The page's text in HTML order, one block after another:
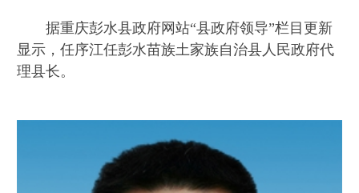
据重庆彭水县政府网站“县政府领导”栏目更新
显示，任序江任彭水苗族土家族自治县人民政府代
理县长。